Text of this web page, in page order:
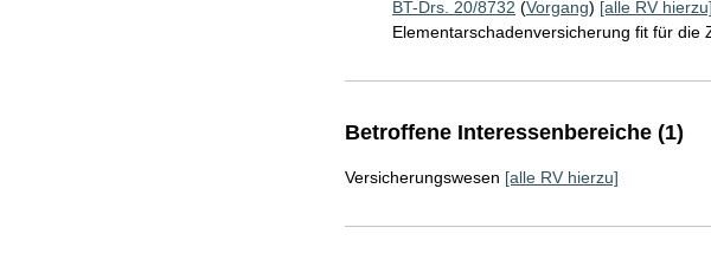
BT-Drs. 20/8732 (Vorgang) [alle RV
Elementarschadenversicherung fit für die
Betroffene Interessenbereiche (1)
Versicherungswesen [alle RV hierzu]